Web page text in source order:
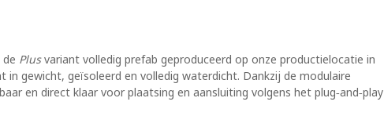
Plusvariant volledig prefab geproduceerd op onze productielocatie in
in gewicht, geïsoleerd en volledig waterdicht. Dankzij de modulaire
en direct klaar voor plaatsing en aansluiting volgens het plug‑and‑play